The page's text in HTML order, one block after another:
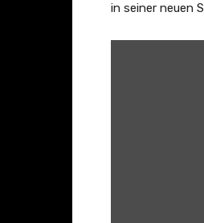
in seiner neuen